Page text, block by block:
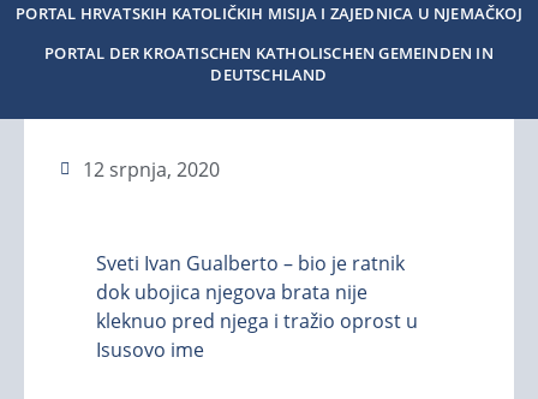
PORTAL HRVATSKIH KATOLIČKIH MISIJA I ZAJEDNICA U NJEMAČKOJ
PORTAL DER KROATISCHEN KATHOLISCHEN GEMEINDEN IN
DEUTSCHLAND
12 srpnja, 2020
Sveti Ivan Gualberto – bio je ratnik
dok ubojica njegova brata nije
kleknuo pred njega i tražio oprost u
Isusovo ime